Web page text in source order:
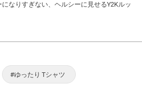
なりすぎない、ヘルシーに見せるY2Kルッ
#ゆったり Tシャツ